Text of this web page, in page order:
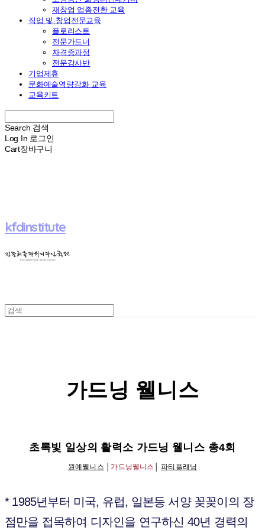
재창업 업종전환 교육
직업 및 창업전문교육
플로리스트
전문가드너
자격증과정
전문강사반
기업제휴
문화예술역량강화 교육
교육키트
Search 검색
Log In 로그인
Cart장바구니
kfdinstitute
가드닝 웰니스
초록빛 일상의 활력소 가드닝 웰니스 총4회
원예웰니스 가드닝웰니스 │파티플래닝
* 1985년부터 미국, 유럽, 일본등 서양 꽂꽂이의 장
점만을 접목하여 디자인을 연구하신 40년 경력의